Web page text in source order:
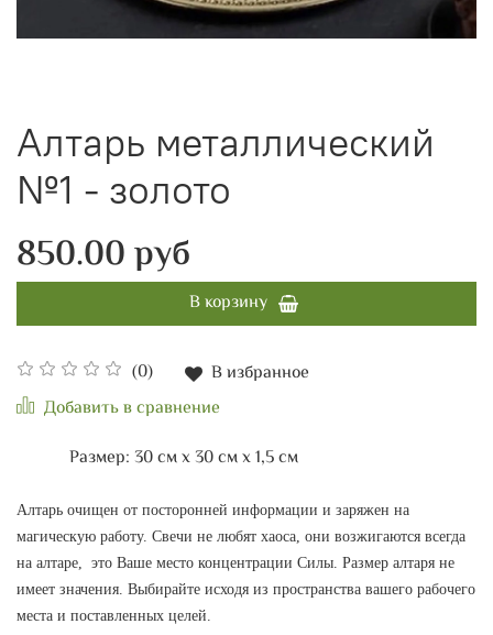
Алтарь металлический
№1 - золото
(0)
В избранное
Добавить в сравнение
850.00 руб
В корзину
Размер: 30 см х 30 см х 1,5 см
Алтарь очищен от посторонней информации и заряжен на
магическую работу. Свечи не любят хаоса, они возжигаются всегда
на алтаре, это Ваше место концентрации Силы. Размер алтаря не
имеет значения. Выбирайте исходя из пространства вашего рабочего
места и поставленных целей.